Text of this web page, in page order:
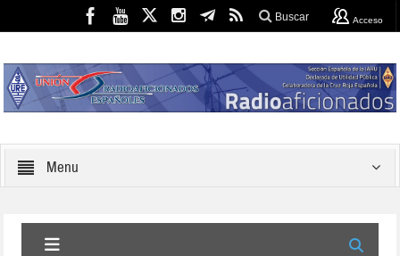
Buscar Acceso
Menu